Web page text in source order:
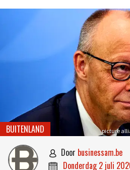
picture
BUITENLAND
 door businessam.be
 donderdag 2 juli